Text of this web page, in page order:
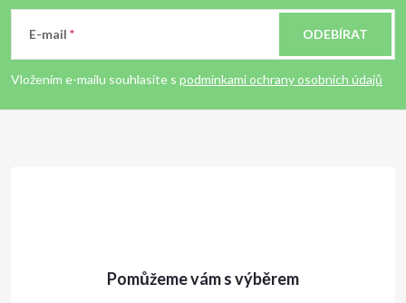
p
E-mail
Vložením e-mailu souhlasíte s podmínkami ochrany osobních údajů
ODEBÍRAT